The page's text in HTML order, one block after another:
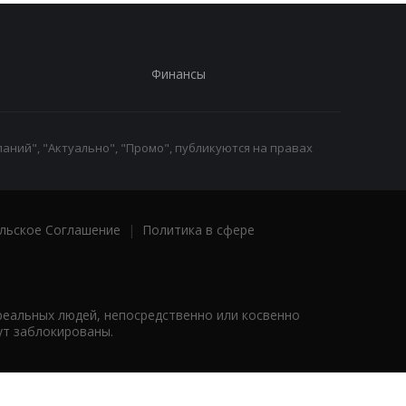
Финансы
"Актуально", "Промо", публикуются на правах
Соглашение |
Политика в сфере
людей, непосредственно или косвенно
заблокированы.